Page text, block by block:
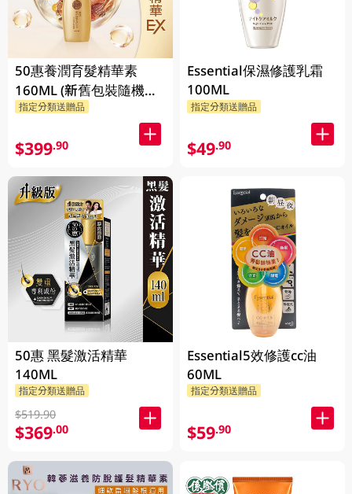
50惠養潤育髮精華素
160ML (新舊包裝隨機發
貨)
指定分類送贈品
$399.90
50惠 黑髮激活精華
140ML
指定分類送贈品
$519.90
$369.00
Essential保濕修護乳霜
100ML
指定分類送贈品
$49.90
Essential5效修護cc油
60ML
指定分類送贈品
$59.90